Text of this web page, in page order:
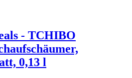
- TCHIBO
0,13 l